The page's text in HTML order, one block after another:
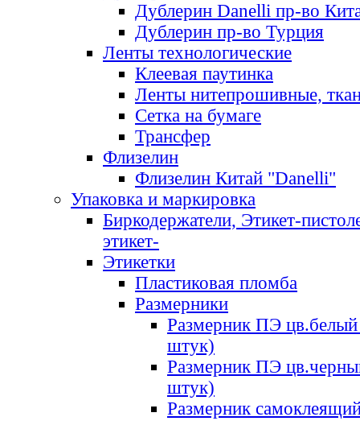
Дублерин Danelli пр-во
Дублерин пр-во Турция
Ленты технологические
Клеевая паутинка
Ленты нитепрошивные,
Сетка на бумаге
Трансфер
Флизелин
Флизелин Китай "Danelli"
Упаковка и маркировка
Биркодержатели, Этикет-
этикет-
Этикетки
Пластиковая пломба
Размерники
Размерник ПЭ цв.белый
штук)
Размерник ПЭ
штук)
Размерник